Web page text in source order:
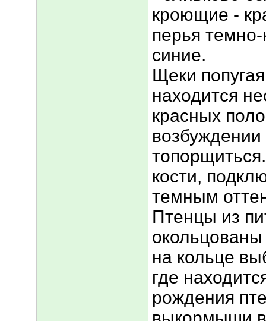
кроющие -
перья
синие.
Щеки
находится
красных
кости,
темным
Птенцы из
на кольце
где
рождения